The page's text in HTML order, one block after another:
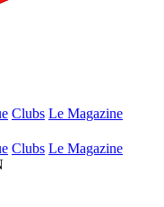
Clubs Le Magazine
Clubs Le Magazine